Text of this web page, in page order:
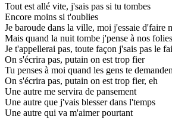
Tout est allé vite, j'sais pas si tu tombes
Encore moins si t'oublies
Je baroude dans la ville, moi j'essaie d'faire
Mais quand la nuit tombe j'pense à nos folies
Je t'appellerai pas, toute façon j'sais pas le
On s'écrira pas, putain on est trop fier
Tu penses à moi quand les gens te
On s'écrira pas, putain on est trop fier, eh
Une autre me servira de pansement
Une autre que j'vais blesser dans l'temps
Une autre qui va m'aimer pourtant